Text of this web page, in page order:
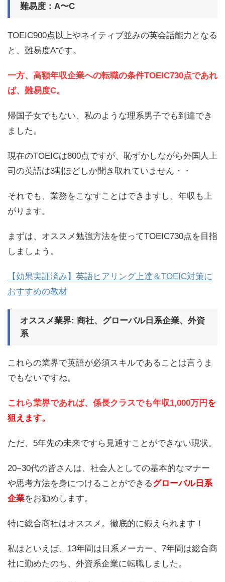
難易度：A〜C
TOEIC900点以上やネイティブ並みの英会話能力となる
と、難易度Aです。
一方、高額年収企業への転職の条件TOEIC730点であれ
ば、難易度C。
帰国子女でもない、私のような理系男子でも到達でき
ました。
現在のTOEICは800点ですが、恥ずかしながら外国人上
司の英語は3割ほどしか聞き取れていません・・
それでも、業務をこなすことはできますし、年収も上
がります。
まずは、オススメ勉強方法を使ってTOEIC730点を目指
しましょう。
【効果実証済み】英語ヒアリング上達＆TOEIC対策に
おすすめの教材
オススメ業界: 商社、グローバル日系企業、外資
系
これらの業界で英語が必須スキルであることは言うま
でもないですね。
これら業界であれば、係長クラスでも年収1,000万円 を
狙えます。
ただ、5年先の未来ですら見通すことができない現状。
20−30代の皆さんは、社会人としての基本的なマナー
や思考方法を身につけることができるグローバル日系
企業をお勧めします。
特に総合商社はオススメ。徹底的に鍛えられます！
私はといえば、13年間は日系 メーカー、7年間は総合商
社に勤めたのち、外資系企業に転職しました。